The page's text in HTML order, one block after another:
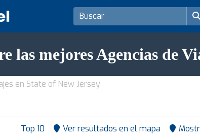
las mejores Agencias de
en State of New Jersey
Top 10 Ver resultados en el mapa